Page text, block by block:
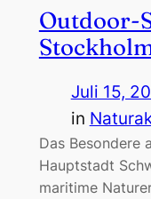
Outdoor-
Juli 15,
in
Das Besondere
Hauptstadt
maritime